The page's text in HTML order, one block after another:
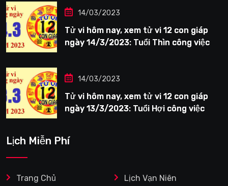
14/03/2023
Tử vi hôm nay, xem tử vi 12 con giáp
ngày 14/3/2023: Tuổi Thìn công việc
14/03/2023
Tử vi hôm nay, xem tử vi 12 con giáp
ngày 13/3/2023: Tuổi Hợi công việc
Lịch Miễn Phí
Trang Chủ Lịch Vạn Niên